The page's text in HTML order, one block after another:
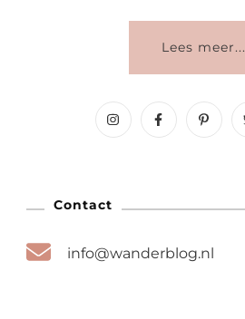
Lees meer...
Contact
info@wanderblog.nl